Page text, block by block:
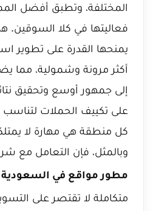
المختلفة، وتطبق أفضل
فعاليتها في كلا السوقين.
يمنحها القدرة على تطوير
أكثر مرونة وشمولية، مما
إلى جمهور أوسع وتحقيق
على تكييف الحملات لتناسب
كل منطقة هي مهارة لا
وبالمثل، فإن التعامل مع
مطور مواقع في السعودية
متكاملة لا تقتصر على